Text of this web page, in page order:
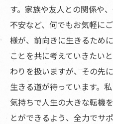
す。家族や友人との関係や
不安など、何でもお気軽に
様が、前向きに生きるため
ことを共に考えていきたい
わりを扱いますが、その先
生きる道が待っています。
気持ちで人生の大きな転機
とができるよう、全力でサ